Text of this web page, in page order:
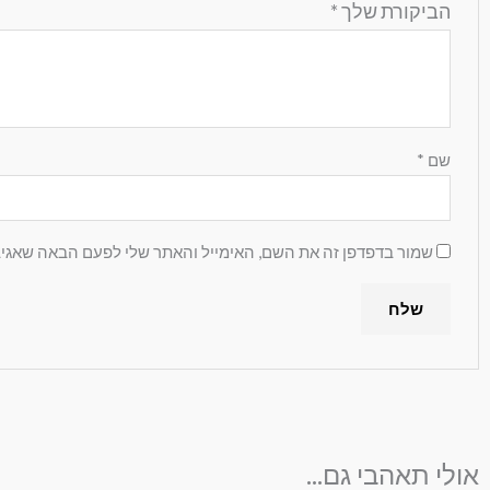
הביקורת שלך*
שם *
שמור בדפדפן זה את השם, האימייל והאתר שלי לפעם הבאה
אולי תאהבי גם...